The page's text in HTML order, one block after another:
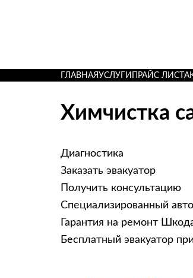
ГЛАВНАЯ УСЛУГИ ПРАЙС ЛИСТ
Химчистка
Диагностика
Заказать эвакуатор
Получить консультацию
Специализированный
Гарантия на ремонт
Бесплатный эвакуатор